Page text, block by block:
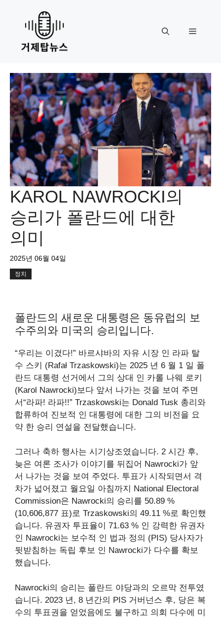
content
Menu
KAROL NAWROCKI의
승리가 폴란드에 대한
의미
2025년 06월 04일
정치
폴란드의 새로운 대통령은 동유럽의 보
수주의와 미국의 승리입니다.
“우리는 이겼다!” 바르샤바의 자유 시장 인 라파 탈
수 스키 (Rafał Trzaskowski)는 2025 년 6 월 1 일 폴
란드 대통령 선거에서 그의 상대 인 카롤 나웨 로키
(Karol Nawrocki)보다 앞서 나가는 것을 보여 주면
서“라파! 라파!!” Trzaskowski는 Donald Tusk 총리와
합류하여 진보적 인 대통령에 대한 그의 비전을 요
약 한 승리 연설을 전달했습니다.
그러나 축하 행사는 시기상조였습니다. 2 시간 후,
늦은 여론 조사가 이야기를 뒤집어 Nawrocki가 앞
서 나가는 것을 보여 주었다. 투표가 시작되면서 격
차가 넓어졌고 월요일 아침까지 National Electoral
Commission은 Nawrocki의 승리를 50.89 %
(10,606,877 표)로 Trzaskowski의 49.11 %로 확인했
습니다. 유권자 투표율이 71.63 % 인 강력한 유권자
인 Nawrocki는 보수적 인 법과 정의 (PIS) 당사자가
뒷받침하는 독립 후보 인 Nawrocki가 다수를 확보
했습니다.
Nawrocki의 승리는 폴란드 야당과의 오르막 전투였
습니다. 2023 년, 8 년간의 PIS 거버넌스 후, 당은 복
수의 투표권을 얻었음에도 불구하고 의회 다수에 미